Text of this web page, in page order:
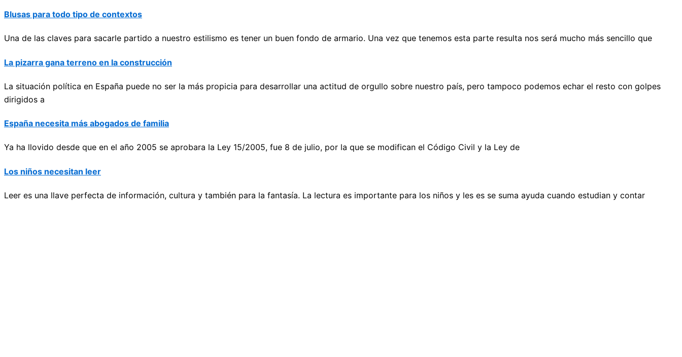
Blusas para todo tipo de contextos
Una de las claves para sacarle partido a nuestro estilismo es tener un buen fondo de armario. Una vez que tenemos esta parte resulta nos será mucho más sencillo que
La pizarra gana terreno en la construcción
La situación política en España puede no ser la más propicia para desarrollar una actitud de orgullo sobre nuestro país, pero tampoco podemos echar el resto con golpes
dirigidos a
España necesita más abogados de familia
Ya ha llovido desde que en el año 2005 se aprobara la Ley 15/2005, fue 8 de julio, por la que se modifican el Código Civil y la Ley de
Los niños necesitan leer
Leer es una llave perfecta de información, cultura y también para la fantasía. La lectura es importante para los niños y les es se suma ayuda cuando estudian y contar